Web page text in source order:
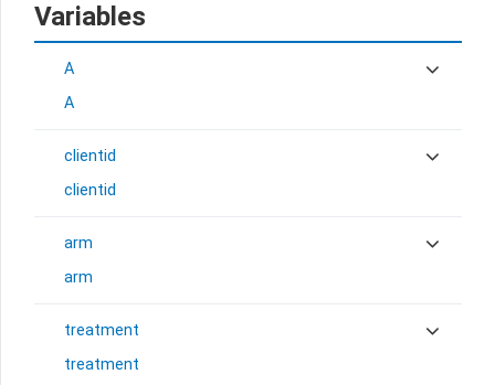
Variables
A
A
clientid
clientid
arm
arm
treatment
treatment